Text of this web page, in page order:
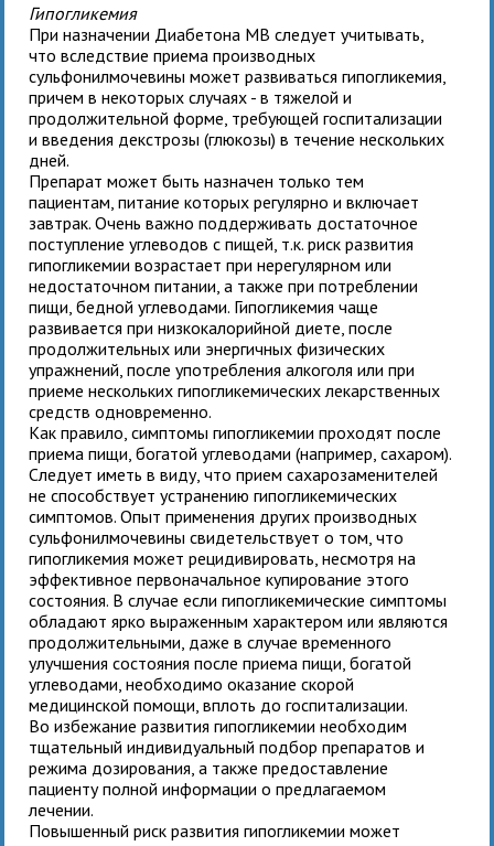
Гипогликемия
При назначении Диабетона MB следует учитывать,
что вследствие приема производных
сульфонилмочевины может развиваться гипогликемия,
причем в некоторых случаях - в тяжелой и
продолжительной форме, требующей госпитализации
и введения декстрозы (глюкозы) в течение нескольких
дней.
Препарат может быть назначен только тем
пациентам, питание которых регулярно и включает
завтрак. Очень важно поддерживать достаточное
поступление углеводов с пищей, т.к. риск развития
гипогликемии возрастает при нерегулярном или
недостаточном питании, а также при потреблении
пищи, бедной углеводами. Гипогликемия чаще
развивается при низкокалорийной диете, после
продолжительных или энергичных физических
упражнений, после употребления алкоголя или при
приеме нескольких гипогликемических лекарственных
средств одновременно.
Как правило, симптомы гипогликемии проходят после
приема пищи, богатой углеводами (например, сахаром).
Следует иметь в виду, что прием сахарозаменителей
не способствует устранению гипогликемических
симптомов. Опыт применения других производных
сульфонилмочевины свидетельствует о том, что
гипогликемия может рецидивировать, несмотря на
эффективное первоначальное купирование этого
состояния. В случае если гипогликемические симптомы
обладают ярко выраженным характером или являются
продолжительными, даже в случае временного
улучшения состояния после приема пищи, богатой
углеводами, необходимо оказание скорой
медицинской помощи, вплоть до госпитализации.
Во избежание развития гипогликемии необходим
тщательный индивидуальный подбор препаратов и
режима дозирования, а также предоставление
пациенту полной информации о предлагаемом
лечении.
Повышенный риск развития гипогликемии может